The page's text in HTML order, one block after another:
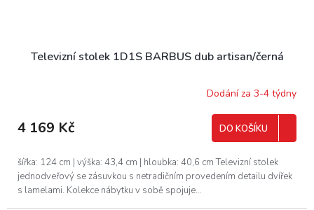
Televizní stolek 1D1S BARBUS dub artisan/černá
Dodání za 3-4 týdny
4 169 Kč DO KOŠÍKU
šířka: 124 cm | výška: 43,4 cm | hloubka: 40,6 cm Televizní stolek
jednodveřový se zásuvkou s netradičním provedením detailu dvířek
s lamelami. Kolekce nábytku v sobě spojuje...